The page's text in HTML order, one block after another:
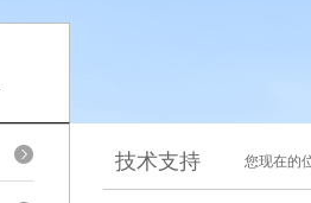
技术支持 您现在的